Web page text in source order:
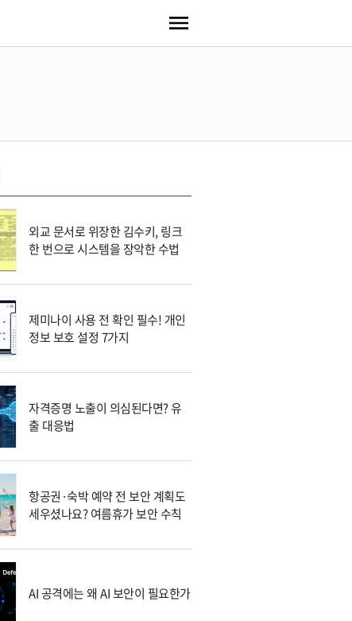
외교 문서로 위장한 김수키, 링크
한 번으로 시스템을 장악한 수법
제미나이 사용 전 확인 필수! 개인
정보 보호 설정 7가지
자격증명 노출이 의심된다면? 유
출 대응법
항공권·숙박 예약 전 보안 계획도
세우셨나요? 여름휴가 보안 수칙
AI 공격에는 왜 AI 보안이 필요한가